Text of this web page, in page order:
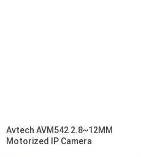
Avtech AVM542 2.8~12MM
Motorized IP Camera